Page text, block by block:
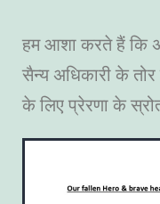
हम आशा करते हैं कि
सैन्य अधिकारी के तोर
के लिए प्रेरणा के